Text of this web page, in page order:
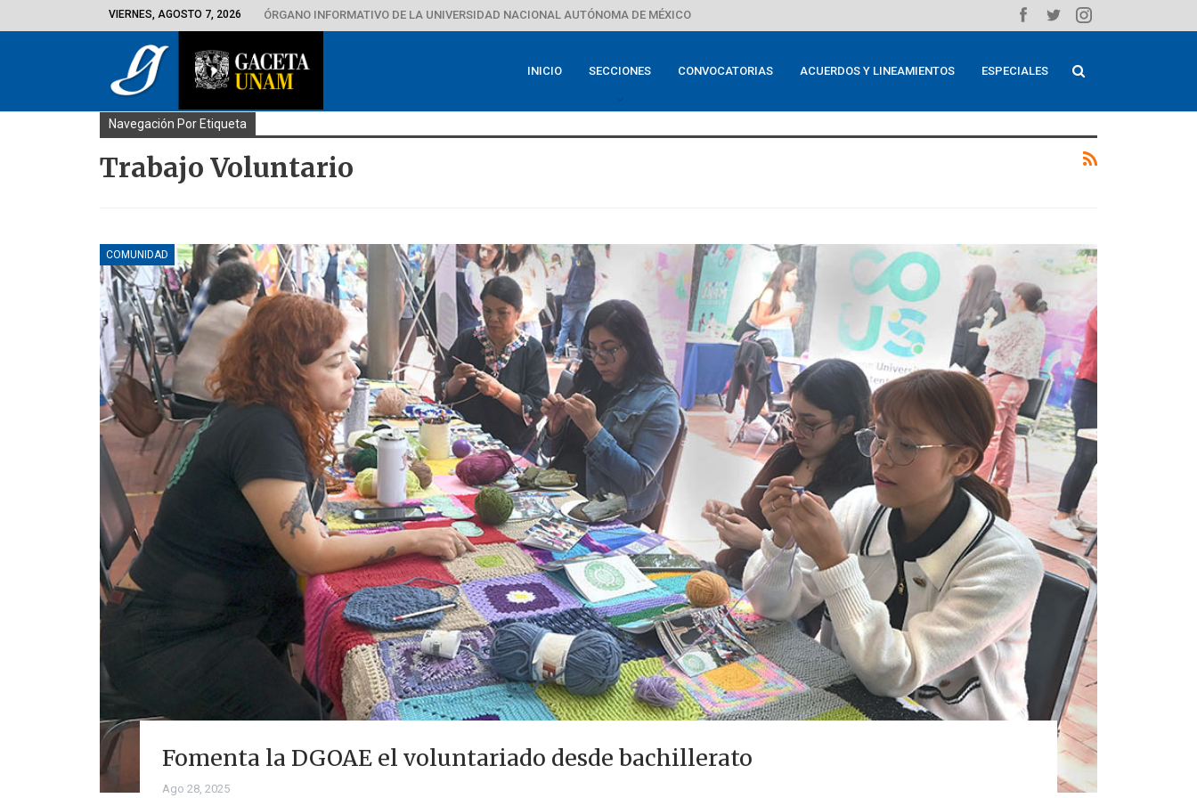
VIERNES, AGOSTO 7, 2026 ÓRGANO INFORMATIVO DE LA UNIVERSIDAD NACIONAL AUTÓNOMA DE MÉXICO
INICIO SECCIONES CONVOCATORIAS ACUERDOS Y LINEAMIENTOS ESPECIALES
Navegación Por Etiqueta
Trabajo Voluntario
COMUNIDAD
Fomenta la DGOAE el voluntariado desde bachillerato
Ago 28, 2025